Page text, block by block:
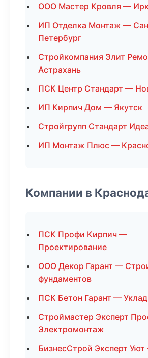
ООО Мастер Кровля —
ИП Отделка Монтаж —
Петербург
Стройкомпания Элит
Астрахань
ПСК Центр Стандарт —
ИП Кирпич Дом — Якутск
Стройгрупп Стандарт
ИП Монтаж Плюс —
Компании в
ПСК Профи Кирпич —
Проектирование
ООО Декор Гарант —
фундаментов
ПСК Бетон Гарант —
Строймастер Эксперт
Электромонтаж
БизнесСтрой Эксперт